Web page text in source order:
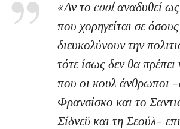
«Αν το cool αναδυθεί
που χορηγείται σε
διευκολύνουν την
τότε ίσως δεν θα
που οι κουλ άνθρωποι
Φρανσίσκο και το
Σίδνεϋ και τη Σεούλ-